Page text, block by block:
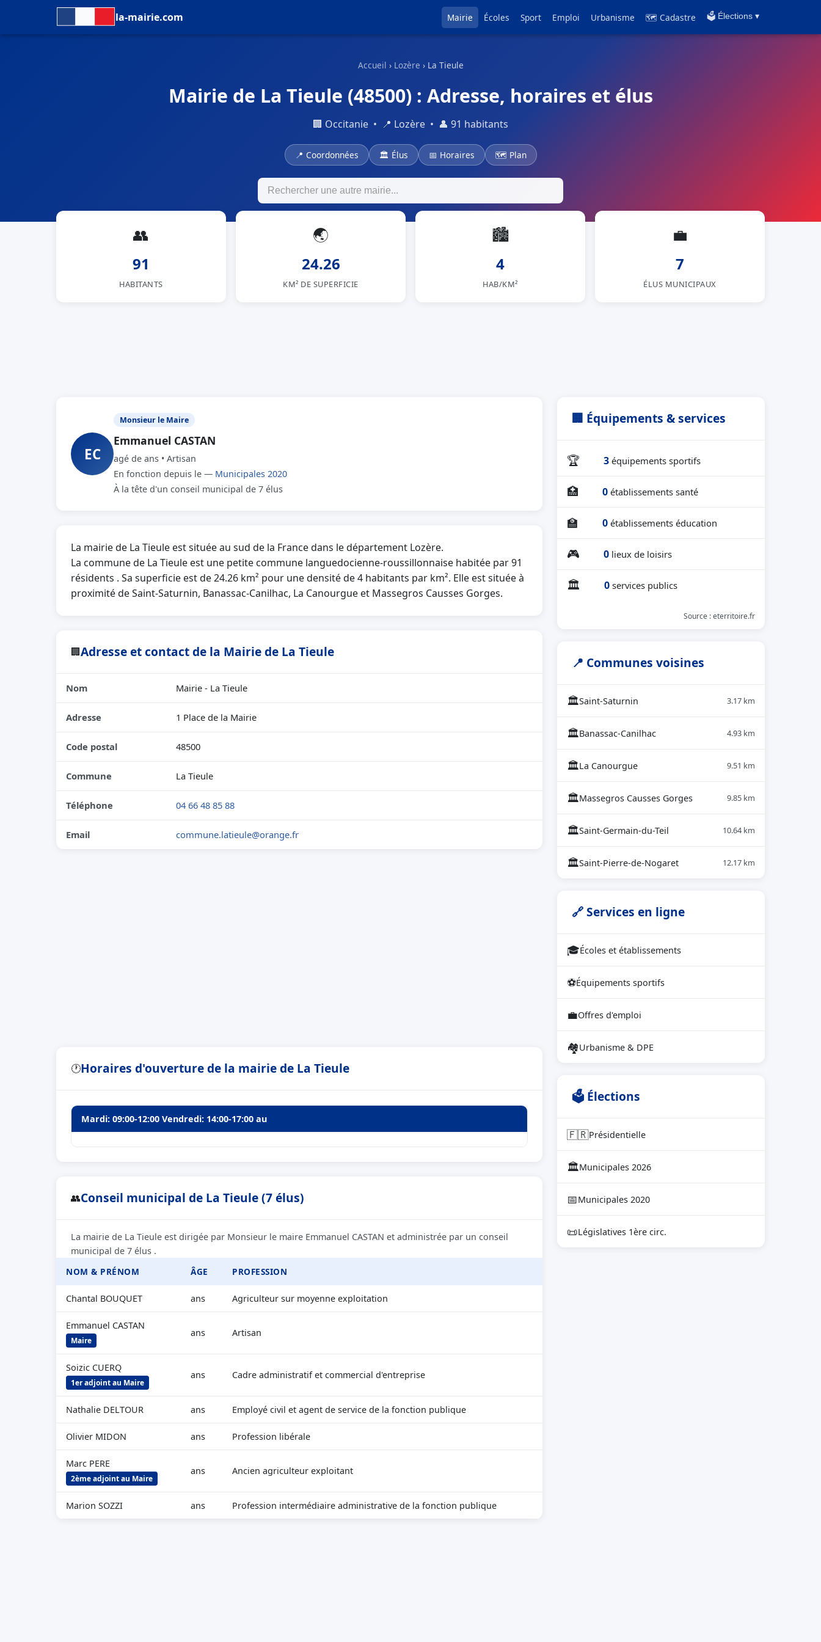
la-mairie.com Mairie Écoles Sport Emploi Urbanisme 🗺 Cadastre 🗳️ Élections ▾
Accueil › Lozère › La Tieule
Mairie de La Tieule (48500) : Adresse, horaires et élus
🏢 Occitanie • 📍 Lozère • 👤 91 habitants
📍 Coordonnées 🏛 Élus 📅 Horaires 🗺 Plan
👥
91
HABITANTS
🌏
24.26
KM² DE SUPERFICIE
🏙
4
HAB/KM²
💼
7
ÉLUS MUNICIPAUX
EC
Monsieur le Maire
Emmanuel CASTAN
agé de ans • Artisan
En fonction depuis le — Municipales 2020
À la tête d'un conseil municipal de 7 élus
La mairie de La Tieule est située au sud de la France dans le département Lozère.
La commune de La Tieule est une petite commune languedocienne-roussillonnaise habitée par 91
résidents . Sa superficie est de 24.26 km² pour une densité de 4 habitants par km². Elle est située à
proximité de Saint-Saturnin, Banassac-Canilhac, La Canourgue et Massegros Causses Gorges.
🏢Adresse et contact de la Mairie de La Tieule
Nom Mairie - La Tieule
Adresse 1 Place de la Mairie
Code postal 48500
Commune La Tieule
Téléphone 04 66 48 85 88
Email commune.latieule@orange.fr
🕐Horaires d'ouverture de la mairie de La Tieule
Mardi: 09:00-12:00 Vendredi: 14:00-17:00 au
👥Conseil municipal de La Tieule (7 élus)
La mairie de La Tieule est dirigée par Monsieur le maire Emmanuel CASTAN et administrée par un conseil
municipal de 7 élus .
NOM & PRÉNOM
ÂGE PROFESSION
Chantal BOUQUET ans Agriculteur sur moyenne exploitation
Emmanuel CASTAN
Maire
ans Artisan
Soizic CUERQ
1er adjoint au Maire
ans Cadre administratif et commercial d'entreprise
Nathalie DELTOUR ans Employé civil et agent de service de la fonction publique
Olivier MIDON ans Profession libérale
Marc PERE
2ème adjoint au Maire
ans Ancien agriculteur exploitant
Marion SOZZI ans Profession intermédiaire administrative de la fonction publique
🏢 Équipements & services
🏆 3 équipements sportifs
🏥 0 établissements santé
🏫 0 établissements éducation
🎮 0 lieux de loisirs
🏛 0 services publics
Source : eterritoire.fr
📍 Communes voisines
🏛Saint-Saturnin 3.17 km
🏛Banassac-Canilhac 4.93 km
🏛La Canourgue 9.51 km
🏛Massegros Causses Gorges 9.85 km
🏛Saint-Germain-du-Teil 10.64 km
🏛Saint-Pierre-de-Nogaret 12.17 km
🔗 Services en ligne
🎓Écoles et établissements
⚽Équipements sportifs
💼Offres d'emploi
🏘Urbanisme & DPE
🗳 Élections
🇫🇷Présidentielle
🏛Municipales 2026
📅Municipales 2020
📜Législatives 1ère circ.